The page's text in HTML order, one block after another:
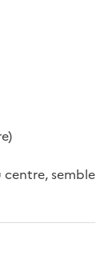
centre, semble